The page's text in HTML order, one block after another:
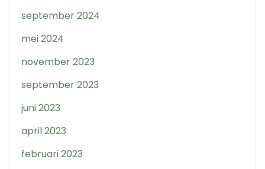
september 2024
mei 2024
november 2023
september 2023
juni 2023
april 2023
februari 2023